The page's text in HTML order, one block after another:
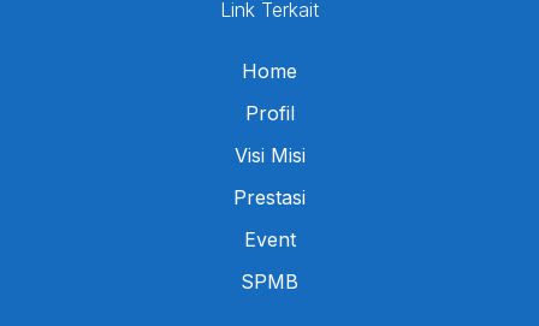
Link Terkait
Home
Profil
Visi Misi
Prestasi
Event
SPMB